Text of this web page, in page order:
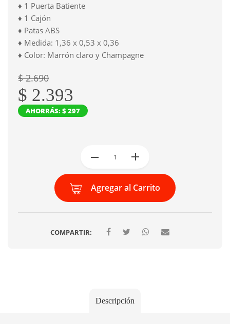
♦ 1 Puerta Batiente
♦ 1 Cajón
♦ Patas ABS
♦ Medida: 1,36 x 0,53 x 0,36
♦ Color: Marrón claro y Champagne
$ 2.690
$ 2.393
AHORRÁS: $ 297
Agregar al Carrito
COMPARTIR:
Descripción